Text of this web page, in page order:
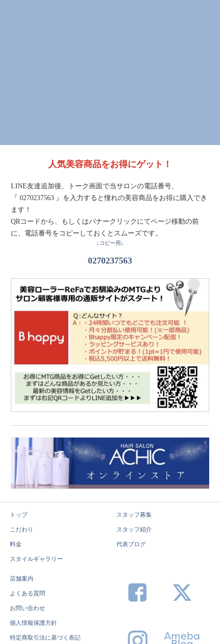
人気美容商品をお得にゲット！
LINE友達追加後、トーク画面で当サロンの電話番号、
『 0270237563 』を入力すると憧れの美容商品をお得に購入でき
ます！
QRコードから、もしくはバナークリックにてページ移動の前
に、電話番号をコピーしておくとスムーズです。
↓コピー用↓
0270237563
トップ
こだわり
料金
スタイルギャラリー
スタッフ募集
スタッフ紹介
代表ブログ
店舗案内
よくある質問
お問い合わせ
個人情報保護方針
特定商取引法に基づく表記